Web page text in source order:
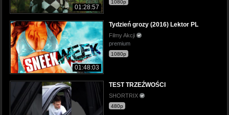
01:28:57
1080p
01:48:03
Tydzień grozy (2016) Lektor PL
Filmy Akcji
premium
1080p
TEST TRZEŹWOŚCI
SHORTRIX
480p